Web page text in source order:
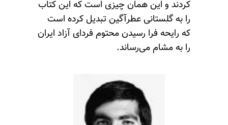
کردند و این همان چیزی است که این کتاب
را به گلستانی عطرآگین تبدیل کرده است
که رایحه فرا رسیدن محتوم فردای آزاد ایران
را به مشام می‌رساند.